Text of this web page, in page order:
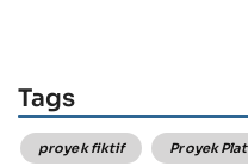
Tags
proyek fiktif Proyek